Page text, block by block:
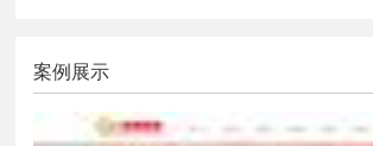
案例展示